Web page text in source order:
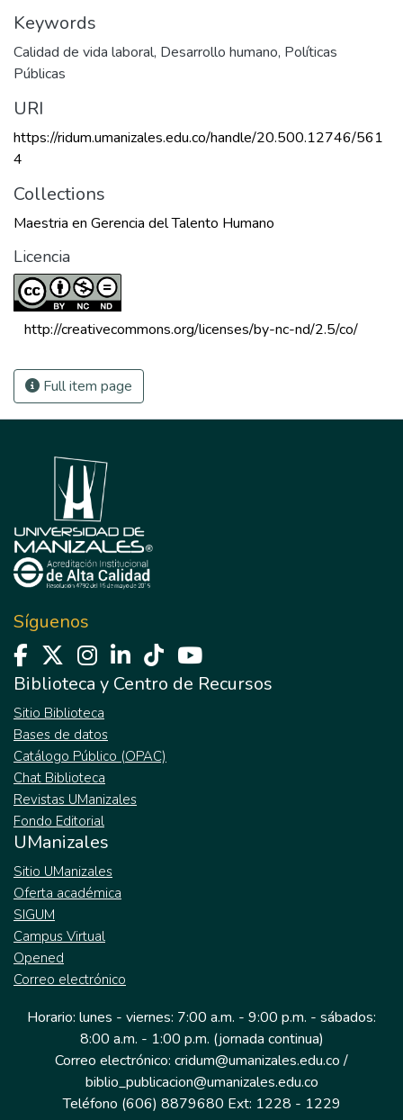
Keywords
Calidad de vida laboral, Desarrollo humano, Políticas
Públicas
URI
https://ridum.umanizales.edu.co/handle/20.500.12746/561
4
Collections
Maestria en Gerencia del Talento Humano
Licencia
http://creativecommons.org/licenses/by-nc-nd/2.5/co/
Full item page
Síguenos
Biblioteca y Centro de Recursos
Sitio Biblioteca
Bases de datos
Catálogo Público (OPAC)
Chat Biblioteca
Revistas UManizales
Fondo Editorial
UManizales
Sitio UManizales
Oferta académica
SIGUM
Campus Virtual
Opened
Correo electrónico
Horario: lunes - viernes: 7:00 a.m. - 9:00 p.m. - sábados:
8:00 a.m. - 1:00 p.m. (jornada continua)
Correo electrónico: cridum@umanizales.edu.co /
biblio_publicacion@umanizales.edu.co
Teléfono (606) 8879680 Ext: 1228 - 1229